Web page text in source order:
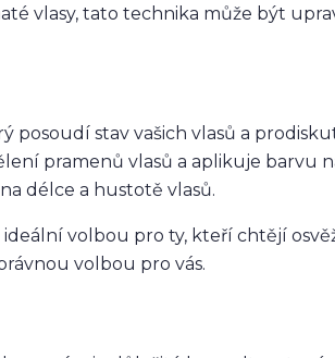
vlasy, tato technika může být
stav vašich vlasů a
pramenů vlasů a aplikuje barvu
délce a hustotě vlasů.
volbou pro ty, kteří chtějí
volbou pro vás.